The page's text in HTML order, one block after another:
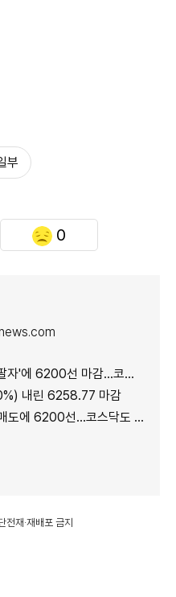
부
0
6200선 마감…코스닥도 하락
내린 6258.77 마감
에 6200선…코스닥도 약세
재·재배포 금지